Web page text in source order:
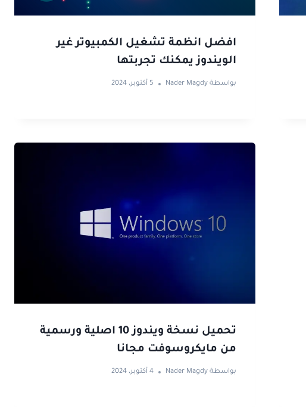
افضل انظمة تشغيل الكمبيوتر غير
الويندوز يمكنك تجربتها
بواسطة Nader Magdy 5 أكتوبر، 2024
تحميل نسخة ويندوز 10 اصلية ورسمية
من مايكروسوفت مجانا
بواسطة Nader Magdy 4 أكتوبر، 2024